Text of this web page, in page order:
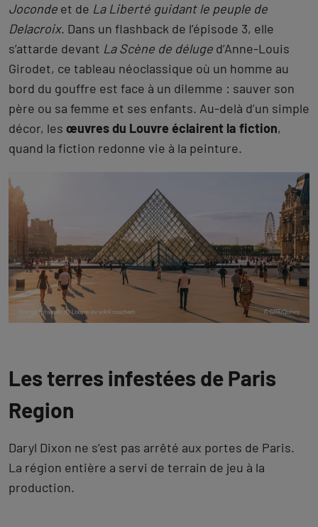
Joconde et de La Liberté guidant le peuple de
Delacroix. Dans un flashback de l’épisode 3, elle
s’attarde devant La Scène de déluge d’Anne-Louis
Girodet, ce tableau néoclassique où un homme au
bord du gouffre est face à un dilemme : sauver son
père ou sa femme et ses enfants. Au-delà d’un simple
décor, les œuvres du Louvre éclairent la fiction,
quand la fiction redonne vie à la peinture.
Les terres infestées de Paris
Region
Daryl Dixon ne s’est pas arrêté aux portes de Paris.
La région entière a servi de terrain de jeu à la
production.